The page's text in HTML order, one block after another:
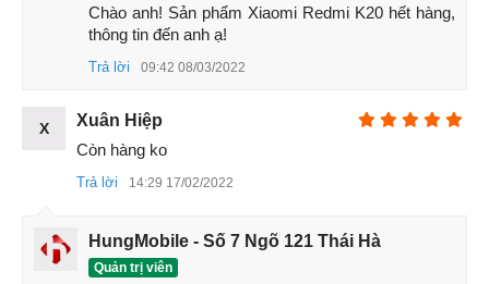
Redmi K20 sử dựng viên pin Li - Po cao cấp, dung lượng
4000mAh, đi kèm với máy là củ sạc nhanh 18W giúp bạn có
Chào anh! Sản phẩm Xiaomi Redmi K20 hết hàng,
thông tin đến anh ạ!
Trả lời 09:42 08/03/2022
X
Xuân Hiệp
Còn hàng ko
Trả lời 14:29 17/02/2022
HungMobile - Số 7 Ngõ 121 Thái Hà
Quản trị viên